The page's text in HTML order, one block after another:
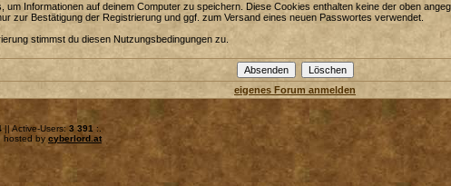
um Informationen auf deinem Computer zu speichern. Diese Cookies enthalten keine der oben
zur Bestätigung der Registrierung und ggf. zum Versand eines neuen Passwortes verwendet.
stimmst du diesen Nutzungsbedingungen zu.
eigenes Forum anmelden
|| Active-Users:3 391 :.
, hosted by cyberlord.at